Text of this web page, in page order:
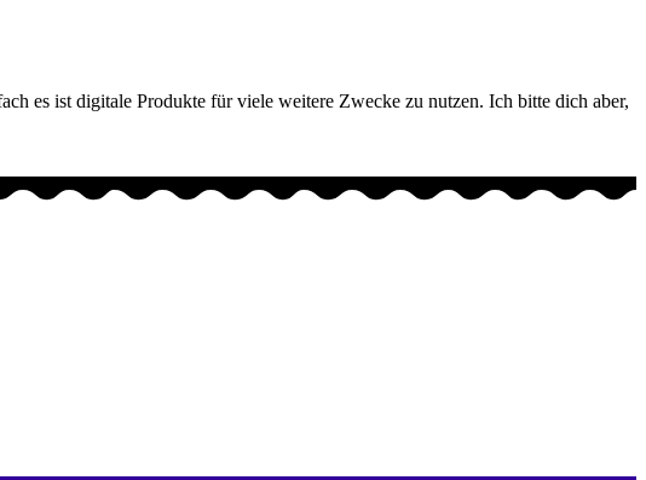
es ist digitale Produkte für viele weitere Zwecke zu nutzen. Ich bitte dich aber,